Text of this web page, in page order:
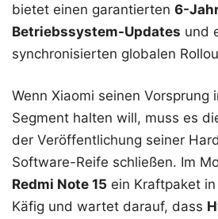
bietet einen garantierten 6-
Betriebssystem-Updates und
synchronisierten globalen
Wenn Xiaomi seinen Vorsprung
Segment halten will, muss es
der Veröffentlichung seiner
Software-Reife schließen. Im
Redmi Note 15 ein Kraftpaket
Käfig und wartet darauf, dass